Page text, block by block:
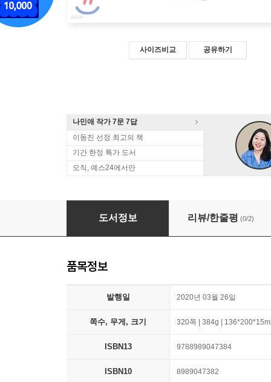
사이즈비교 공유하기
나민애 작가 7문 7답
이동진 선정 최고의 책
기간 한정 특가 도서
오직, 예스24에서만
당 만드는 여자들
도서정보 리뷰/한줄평 (0/2)
품목정보
발행일 2020년 03월 26일
쪽수, 무게, 크기 320쪽 | 384g |
ISBN13 9788989047384
ISBN10 8989047382